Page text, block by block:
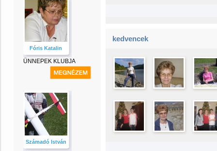
Fóris Katalin
ÜNNEPEK KLUBJA
Számadó István
kedvencek